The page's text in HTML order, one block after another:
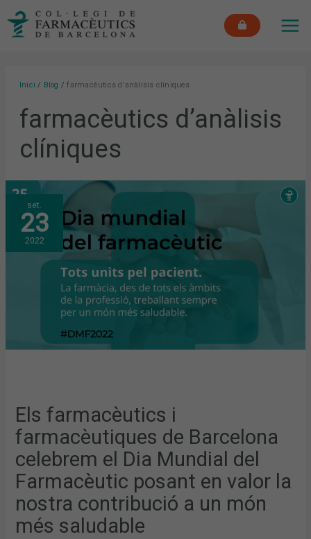
Inici Blog farmacèutics d’anàlisis clíniques
farmacèutics d’anàlisis
clíniques
set.
23
2022
Els farmacèutics i
farmacèutiques de Barcelona
celebrem el Dia Mundial del
Farmacèutic posant en valor la
nostra contribució a un món
més saludable
ELS
FARMACÈUTICS
I
FARMACÈUTIQUES
DE
BARCELONA
CELEBREM
DIA
MUNDIAL
FARMACÈUTIC
POSANT
NOSTRA
CONTRIBUCIÓ